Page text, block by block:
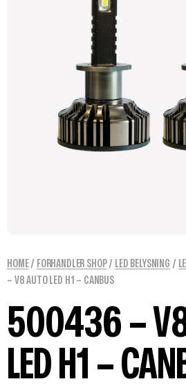
HOME/ FORHANDLER SHOP/ LED BELYSNING /
– V8 AUTO LED H1 – CANBUS
500436 – V8
LED H1 –